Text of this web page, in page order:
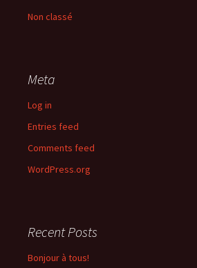
Non classé
Meta
Log in
Entries feed
Comments feed
WordPress.org
Recent Posts
Bonjour à tous!